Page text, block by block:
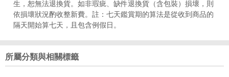
生，恕無法退換貨。如非瑕疵、缺件退換貨（含包裝）損壞，則
依損壞狀況酌收整新費。註：七天鑑賞期的算法是從收到商品的
隔天開始算七天，且包含例假日。
所屬分類與相關標籤